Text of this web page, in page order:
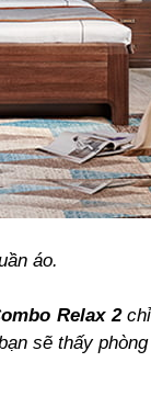
áo.
Relax 2chỉ
sẽ thấy